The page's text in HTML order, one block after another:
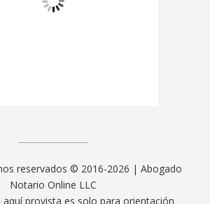
reservados © 2016-2026 | Abogado
Notario Online LLC
provista es solo para orientación